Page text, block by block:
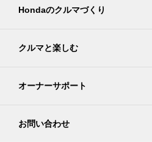
Hondaのクルマづくり
クルマと楽しむ
オーナーサポート
お問い合わせ